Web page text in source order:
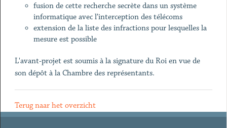
fusion de cette recherche secrète dans un système
informatique avec l’interception des télécoms
extension de la liste des infractions pour lesquelles la
mesure est possible
L'avant-projet est soumis à la signature du Roi en vue de
son dépôt à la Chambre des représentants.
Terug naar het overzicht